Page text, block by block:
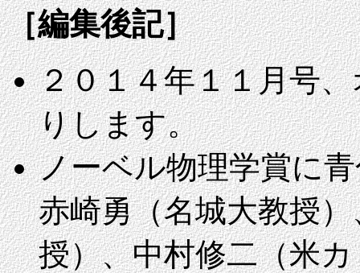
［編集後記］
２０１４年１１月号
りします。
ノーベル物理学賞に
赤崎勇（名城大教授
授）、中村修二（米